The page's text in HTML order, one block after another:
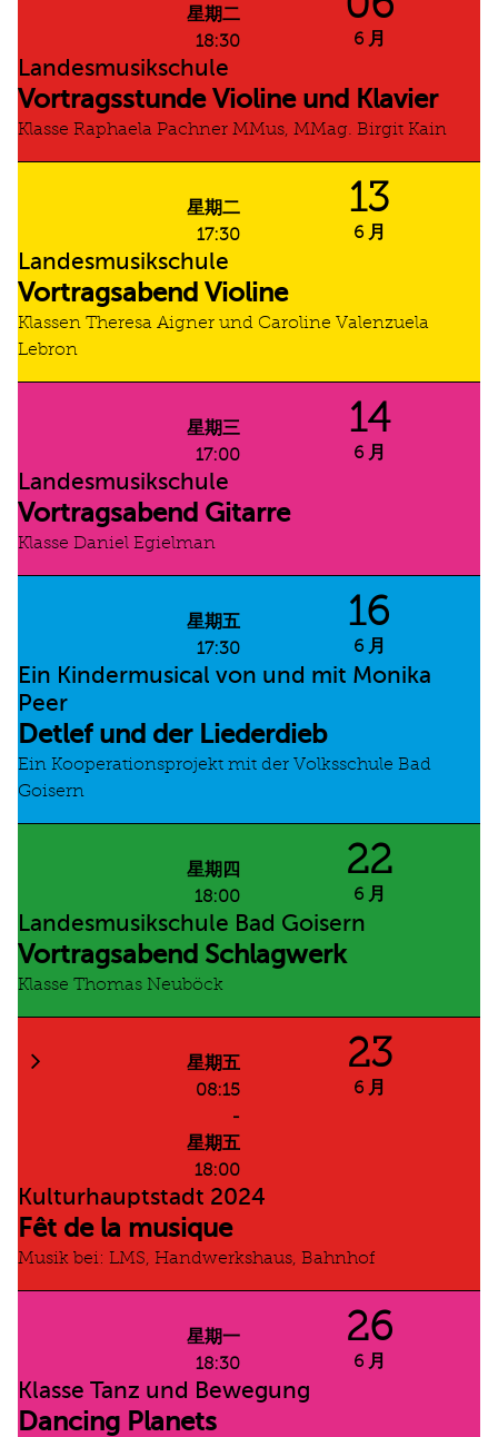
星期二
18:30
6 月
Landesmusikschule
Vortragsstunde Violine und Klavier
Klasse Raphaela Pachner MMus, MMag. Birgit Kain
星期二
17:30
13
6 月
Landesmusikschule
Vortragsabend Violine
Klassen Theresa Aigner und Caroline Valenzuela
Lebron
星期三
17:00
14
6 月
Landesmusikschule
Vortragsabend Gitarre
Klasse Daniel Egielman
星期五
17:30
16
6 月
Ein Kindermusical von und mit Monika
Peer
Detlef und der Liederdieb
Ein Kooperationsprojekt mit der Volksschule Bad
Goisern
星期四
18:00
22
6 月
Landesmusikschule Bad Goisern
Vortragsabend Schlagwerk
Klasse Thomas Neuböck
星期五
08:15
-
星期五
18:00
23
6 月
Kulturhauptstadt 2024
Fêt de la musique
Musik bei: LMS, Handwerkshaus, Bahnhof
星期一
18:30
26
6 月
Klasse Tanz und Bewegung
Dancing Planets